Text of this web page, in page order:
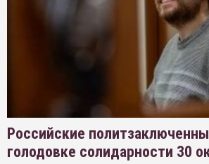
Российские
голодовке солидарности 30